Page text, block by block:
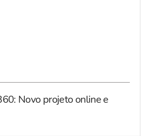
Novo projeto online e